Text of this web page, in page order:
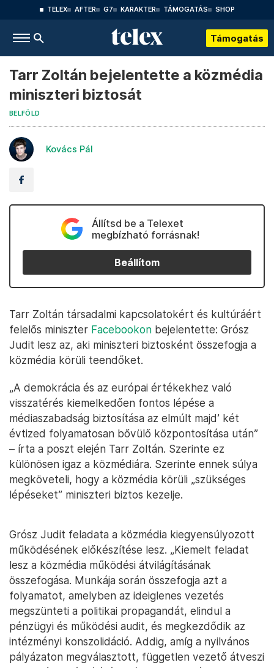
TELEX AFTER G7 KARAKTER TÁMOGATÁS SHOP
Támogatás
Tarr Zoltán bejelentette a közmédia
miniszteri biztosát
BELFÖLD
Kovács Pál
Állítsd be a Telexet
megbízható forrásnak!
Beállítom
Tarr Zoltán társadalmi kapcsolatokért és kultúráért
felelős miniszter Facebookon bejelentette: Grósz
Judit lesz az, aki miniszteri biztosként összefogja a
közmédia körüli teendőket.
„A demokrácia és az európai értékekhez való
visszatérés kiemelkedően fontos lépése a
médiaszabadság biztosítása az elmúlt majd’ két
évtized folyamatosan bővülő központosítása után”
– írta a poszt elején Tarr Zoltán. Szerinte ez
különösen igaz a közmédiára. Szerinte ennek súlya
megköveteli, hogy a közmédia körüli „szükséges
lépéseket” miniszteri biztos kezelje.
Grósz Judit feladata a közmédia kiegyensúlyozott
működésének előkészítése lesz. „Kiemelt feladat
lesz a közmédia működési átvilágításának
összefogása. Munkája során összefogja azt a
folyamatot, amelyben az ideiglenes vezetés
megszünteti a politikai propagandát, elindul a
pénzügyi és működési audit, és megkezdődik az
intézményi konszolidáció. Addig, amíg a nyilvános
pályázaton megválasztott, független vezető átveszi